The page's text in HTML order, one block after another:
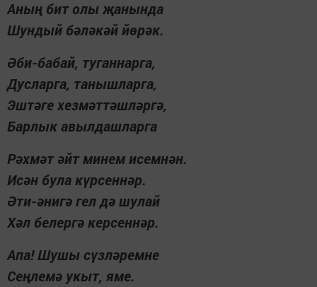
Аның бит олы җанында
Шундый бәләкәй йөрәк.
Әби-бабай, туганнарга,
Дусларга, танышларга,
Эштәге хезмәттәшләргә,
Барлык авылдашларга
Рәхмәт әйт минем исемнән.
Исән була күрсеннәр.
Әти-әнигә гел дә шулай
Хәл белергә керсеннәр.
Апа! Шушы сүзләремне
Сеңлемә укыт, яме.